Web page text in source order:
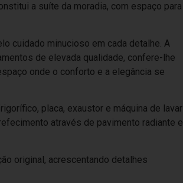
a suíte da moradia, com espaço para
cuidado minucioso em cada detalhe. A
de elevada qualidade, confere-lhe
onde o conforto e a elegância se
placa, exaustor e máquina de lavar
através de pavimento radiante e
original, acrescentando detalhes